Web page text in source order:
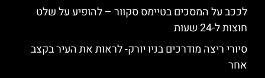
לככב על המסכים בטיימס סקוור – להופיע על שלט
חוצות ל-24 שעות
סיורי ריצה מודרכים בניו יורק- לראות את העיר בקצב
אחר